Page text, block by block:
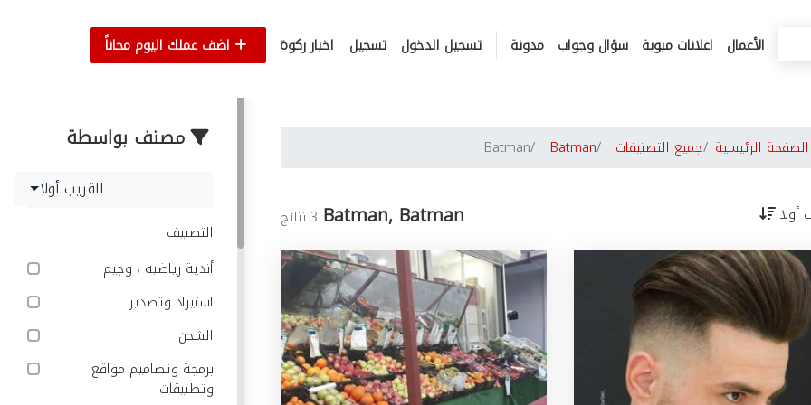
الأعمال اعلانات مبوبة سؤال وجواب مدونة تسجيل الدخول تسجيل اخبار ركوة اضف عملك اليوم مجاناً
مصنف بواسطة
القريب أولا
التصنيف
أندية رياضيه ، وجيم
استيراد وتصدير
الشحن
برمجة وتصاميم مواقع
وتطبيقات
الرئيسية جميع التصنيفات Batman
Batman
Batman, Batman 3 نتائج أولا